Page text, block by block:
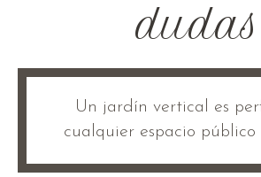
dudas
Un jardín vertical es
cualquier espacio